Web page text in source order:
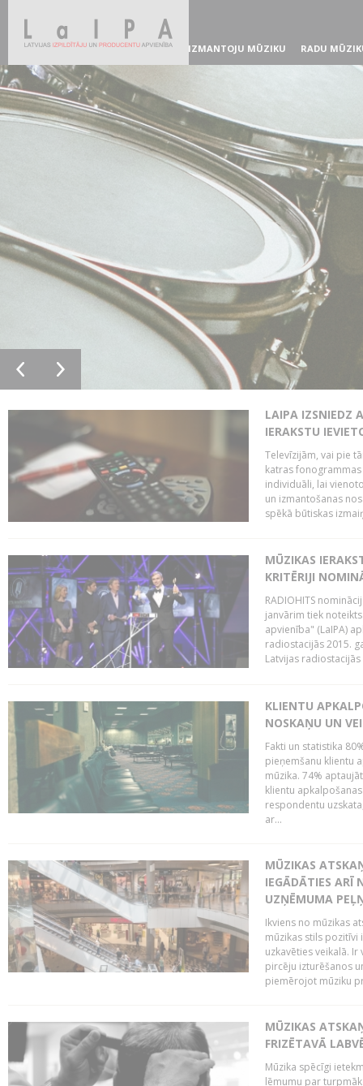
IZMANTOJU MŪZIKU RADU
LAIPA IZSNIEDZ
IERAKSTU
Televīzijām, vai pie
katras
individuāli, lai
un izmantošanas
spēkā būtiskas
MŪZIKAS
KRITĒRIJI
RADIOHITS
janvārim tiek
apvienība" (LaIPA)
radiostacijās 2015.
Latvijas
KLIENTU
NOSKAŅU UN
Fakti un statistika
pieņemšanu klientu
mūzika. 74%
klientu
respondentu
ar...
MŪZIKAS
IEGĀDĀTIES ARĪ
UZŅĒMUMA
Ikviens no mūzikas
mūzikas stils pozitīvi
uzkavēties veikalā.
pircēju izturēšanos
piemērojot mūziku
MŪZIKAS
FRIZĒTAVĀ
Mūzika spēcīgi
lēmumu par